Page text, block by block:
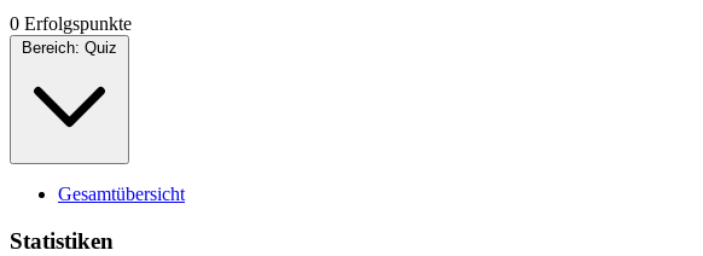
0 Erfolgspunkte
Bereich: Quiz
Gesamtübersicht
Statistiken